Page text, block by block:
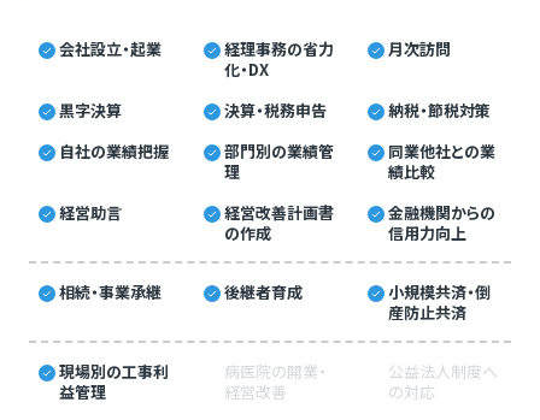
会社設立・起業
経理事務の省力
化・DX
月次訪問
黒字決算 決算・税務申告
納税・節税対策
自社の業績把握
部門別の業績管
理
同業他社との業
績比較
経営助言
経営改善計画書
の作成
金融機関からの
信用力向上
相続・事業承継 後継者育成
小規模共済・倒
産防止共済
現場別の工事利
益管理
病医院の開業・
経営改善
公益法人制度へ
の対応